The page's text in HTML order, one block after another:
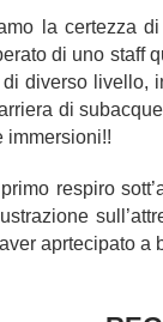
la certezza
di uno staff
diverso livello,
di
immersioni!!
respiro
aprtecipato